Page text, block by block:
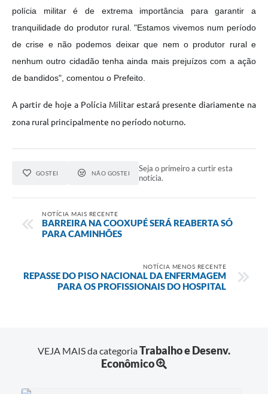
polícia militar é de extrema importância para garantir a
tranquilidade do produtor rural. "Estamos vivemos num período
de crise e não podemos deixar que nem o produtor rural e
nenhum outro cidadão tenha ainda mais prejuízos com a ação
de bandidos", comentou o Prefeito.
A partir de hoje a Polícia Militar estará presente diariamente na
zona rural principalmente no período noturno.
GOSTEI NÃO GOSTEI
Seja o primeiro a curtir esta
notícia.
NOTÍCIA MAIS RECENTE
BARREIRA NA COOXUPÉ SERÁ REABERTA SÓ
PARA CAMINHÕES
NOTÍCIA MENOS RECENTE
REPASSE DO PISO NACIONAL DA ENFERMAGEM
PARA OS PROFISSIONAIS DO HOSPITAL
VEJA MAIS da categoriaTrabalho e Desenv.
Econômico